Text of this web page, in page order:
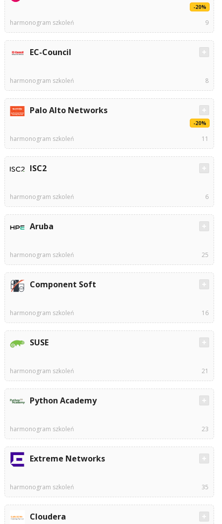
-20%
harmonogram szkoleń 9
EC-Council
harmonogram szkoleń 8
Palo Alto Networks
-20%
harmonogram szkoleń 11
ISC2
harmonogram szkoleń 6
Aruba
harmonogram szkoleń 25
Component Soft
harmonogram szkoleń 16
SUSE
harmonogram szkoleń 21
Python Academy
harmonogram szkoleń 23
Extreme Networks
harmonogram szkoleń 35
Cloudera